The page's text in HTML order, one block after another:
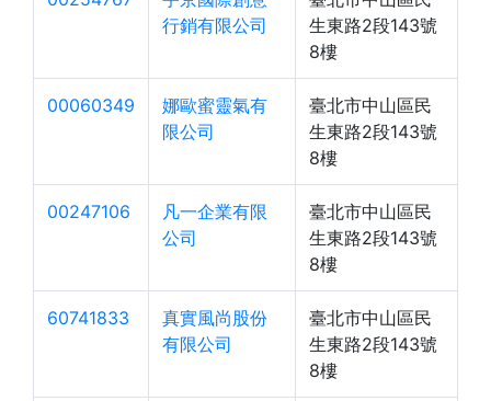
行銷有限公司
生東路2段143號
8樓
00060349
娜歐蜜靈氣有
限公司
臺北市中山區民
生東路2段143號
8樓
00247106
凡一企業有限
公司
臺北市中山區民
生東路2段143號
8樓
60741833
真實風尚股份
有限公司
臺北市中山區民
生東路2段143號
8樓